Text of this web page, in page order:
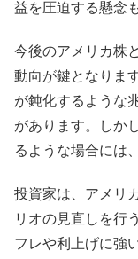
益を圧迫する懸念
今後のアメリカ株
動向が鍵となりま
が鈍化するような
があります。しか
るような場合には
投資家は、アメリ
リオの見直しを行
フレや利上げに強